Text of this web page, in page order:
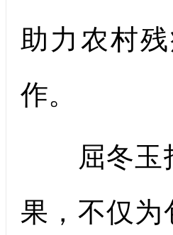
助力农村
作。
屈冬玉指
果，不仅为